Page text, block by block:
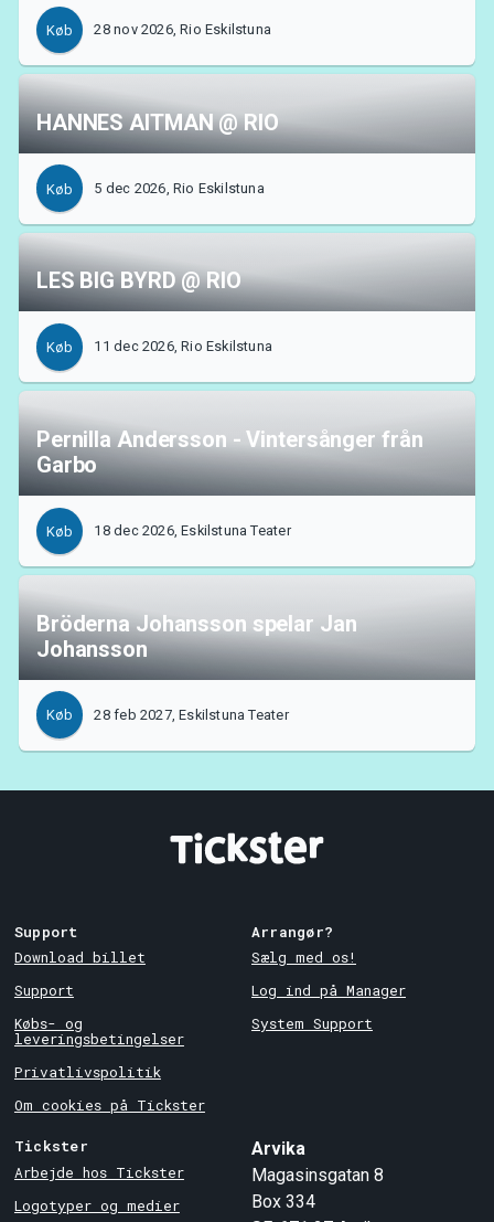
Køb 28 nov 2026, Rio Eskilstuna
HANNES AITMAN @ RIO
Køb 5 dec 2026, Rio Eskilstuna
LES BIG BYRD @ RIO
Køb 11 dec 2026, Rio Eskilstuna
Pernilla Andersson - Vintersånger från
Garbo
Køb 18 dec 2026, Eskilstuna Teater
Bröderna Johansson spelar Jan
Johansson
Køb 28 feb 2027, Eskilstuna Teater
Support
Download billet
Support
Købs- og
leveringsbetingelser
Privatlivspolitik
Om cookies på Tickster
Arrangør?
Sælg med os!
Log ind på Manager
System Support
Tickster
Arbejde hos Tickster
Logotyper og medier
Arvika
Magasinsgatan 8
Box 334